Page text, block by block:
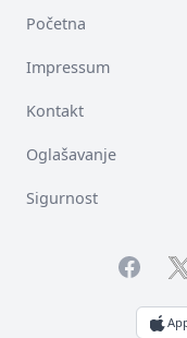
Početna
Impressum
Kontakt
Oglašavanje
Sigurnost
Facebook